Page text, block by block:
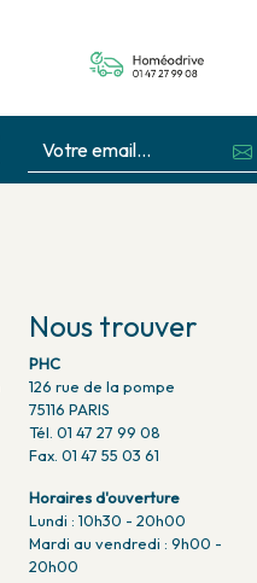
Nous trouver
PHC
126 rue de la pompe
75116 PARIS
Tél. 01 47 27 99 08
Fax. 01 47 55 03 61
Horaires d'ouverture
Lundi : 10h30 - 20h00
Mardi au vendredi : 9h00 -
20h00